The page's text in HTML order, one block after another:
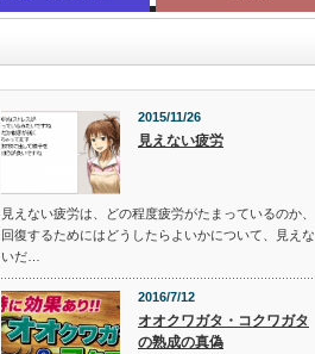
2015/11/26
見えない疲労
見えない疲労は、どの程度疲労がたまっているのか、
回復するためにはどうしたらよいかについて、見えな
いだ…
2016/7/12
オオクワガタ・コクワガタ
の熟成の真偽